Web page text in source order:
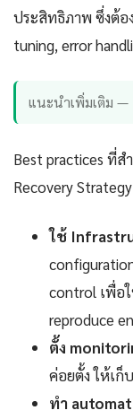
ประสิทธิภาพ ซึ่งต้อ
tuning, error
แนะนำเพิ่มเติม —
Best practices ที่
Recovery
ใช้
control เพื่อ
reproduce
ตั้ง
ค่อยตั้ง ให้เก็
ทำ